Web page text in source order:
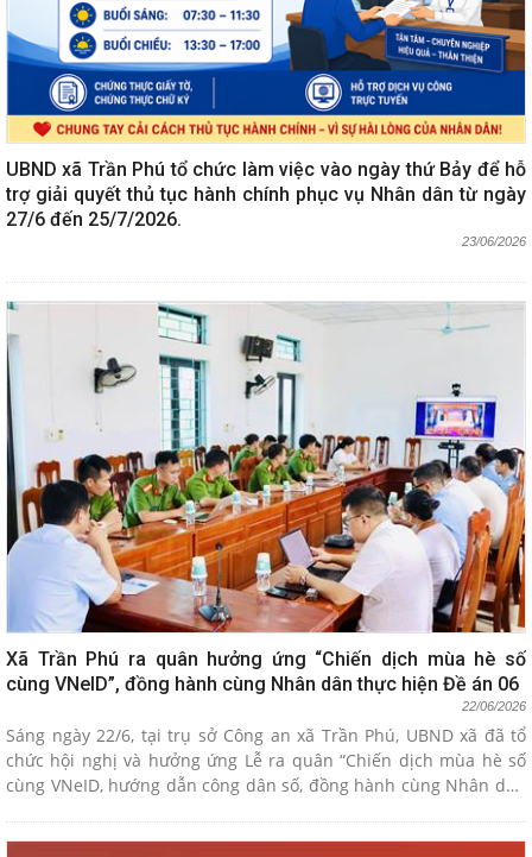
UBND xã Trần Phú tổ chức làm việc vào ngày thứ Bảy để hỗ
trợ giải quyết thủ tục hành chính phục vụ Nhân dân từ ngày
27/6 đến 25/7/2026.
23/06/2026
Xã Trần Phú ra quân hưởng ứng “Chiến dịch mùa hè số
cùng VNeID”, đồng hành cùng Nhân dân thực hiện Đề án 06
22/06/2026
Sáng ngày 22/6, tại trụ sở Công an xã Trần Phú, UBND xã đã tổ
chức hội nghị và hưởng ứng Lễ ra quân “Chiến dịch mùa hè số
cùng VNeID, hướng dẫn công dân số, đồng hành cùng Nhân dân
quân do Công an thành phố và Thành đoàn Hải Phòng tổ chức,